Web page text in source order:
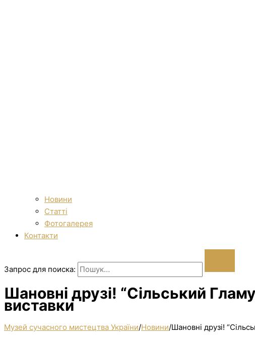
Новини
Статті
Фотогалерея
Контакти
Запрос для поиска:
Шановні друзі! “Сільський
виставки
Музей сучасного мистецтва України/Новини/Шановні друзі!